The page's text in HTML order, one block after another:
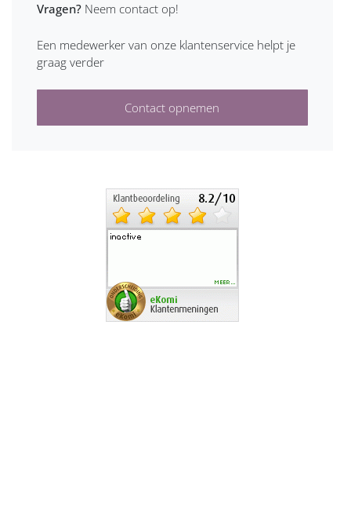
Vragen? Neem contact op!
Een medewerker van onze klantenservice helpt je
graag verder
Contact opnemen